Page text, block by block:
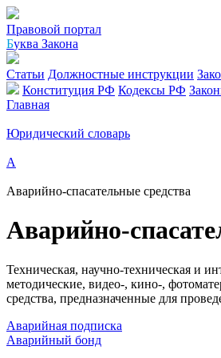
Правовой портал
Буква Закона
Статьи Должностные инструкции
Конституция РФ Кодексы РФ
Главная
Юридический словарь
А
Аварийно-спасательные средства
Аварийно-
Техническая, научно-техническая и
методические, видео-, кино-,
средства, предназначенные для
Аварийная подписка
Аварийный бонд